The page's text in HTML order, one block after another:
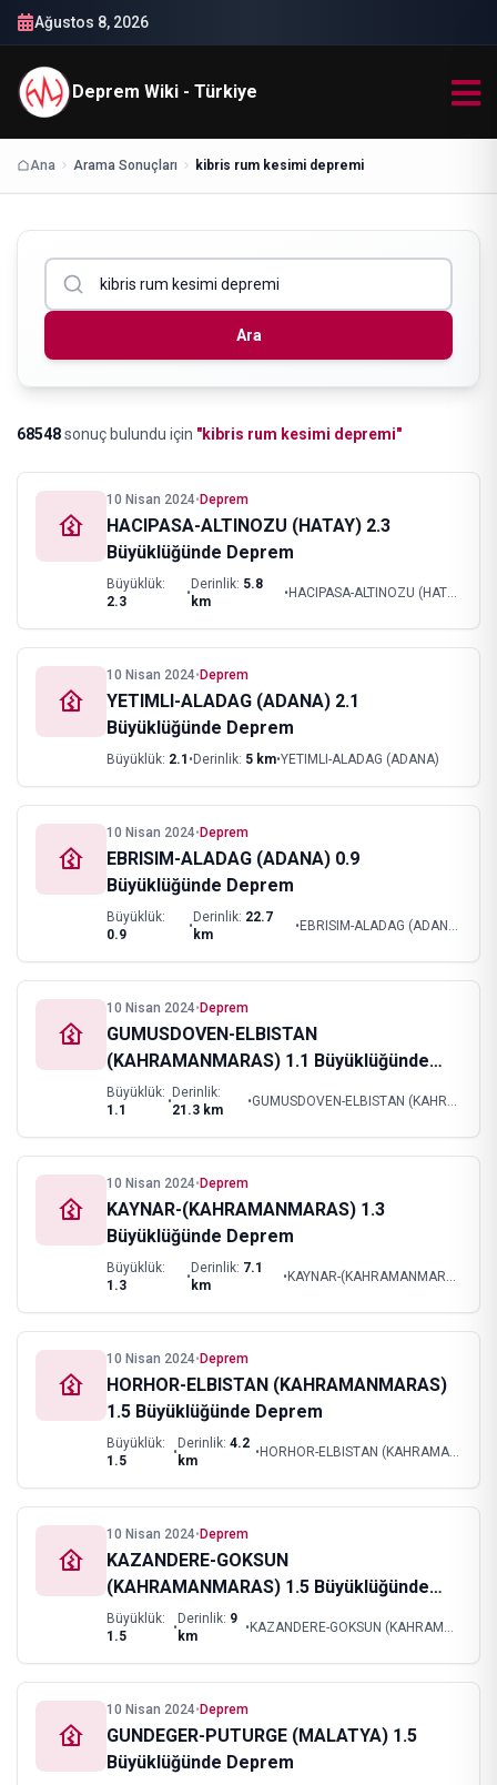
Ağustos 8, 2026
Deprem Wiki - Türkiye
Ana Arama Sonuçları kibris rum kesimi depremi
Ara
68548sonuç bulundu için "kibris rum kesimi depremi"
10 Nisan 2024• Deprem
HACIPASA-ALTINOZU (HATAY) 2.3
Büyüklüğünde Deprem
Büyüklük:
2.3
•
Derinlik: 5.8
km
• HACIPASA-ALTINOZU (HATAY)
10 Nisan 2024• Deprem
YETIMLI-ALADAG (ADANA) 2.1
Büyüklüğünde Deprem
Büyüklük: 2.1 •Derinlik: 5 km•YETIMLI-ALADAG (ADANA)
10 Nisan 2024• Deprem
EBRISIM-ALADAG (ADANA) 0.9
Büyüklüğünde Deprem
Büyüklük:
0.9
•
Derinlik: 22.7
km
• EBRISIM-ALADAG (ADANA)
10 Nisan 2024• Deprem
GUMUSDOVEN-ELBISTAN
(KAHRAMANMARAS) 1.1 Büyüklüğünde
Deprem
Büyüklük:
1.1
•
Derinlik:
21.3km
• GUMUSDOVEN-ELBISTAN (KAHRAMANMARAS)
10 Nisan 2024• Deprem
KAYNAR-(KAHRAMANMARAS) 1.3
Büyüklüğünde Deprem
Büyüklük:
1.3
•
Derinlik: 7.1
km
• KAYNAR-(KAHRAMANMARAS)
10 Nisan 2024• Deprem
HORHOR-ELBISTAN (KAHRAMANMARAS)
1.5 Büyüklüğünde Deprem
Büyüklük:
1.5
•
Derinlik:4.2
km
• HORHOR-ELBISTAN (KAHRAMANMARAS)
10 Nisan 2024• Deprem
KAZANDERE-GOKSUN
(KAHRAMANMARAS) 1.5 Büyüklüğünde
Deprem
Büyüklük:
1.5
•
Derinlik: 9
km
• KAZANDERE-GOKSUN (KAHRAMANMARAS)
10 Nisan 2024• Deprem
GUNDEGER-PUTURGE (MALATYA) 1.5
Büyüklüğünde Deprem